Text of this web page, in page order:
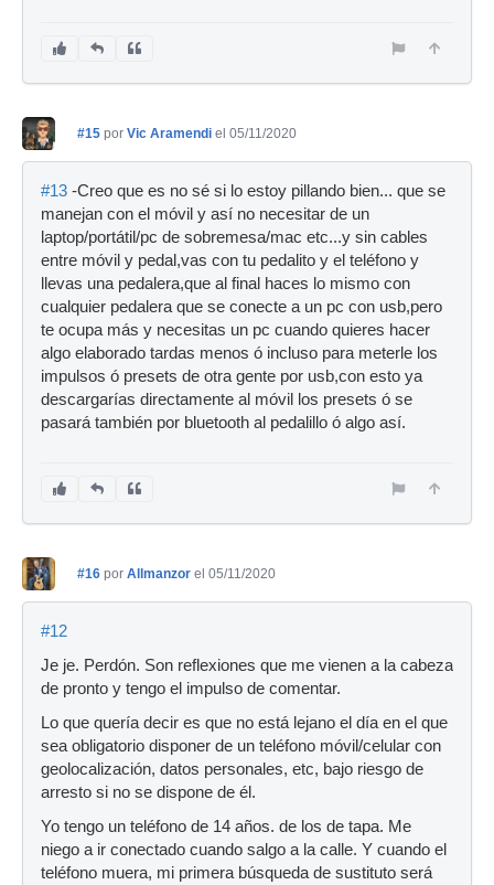
#15 por Vic Aramendi el 05/11/2020
#13 -Creo que es no sé si lo estoy pillando bien... que se
manejan con el móvil y así no necesitar de un
laptop/portátil/pc de sobremesa/mac etc...y sin cables
entre móvil y pedal,vas con tu pedalito y el teléfono y
llevas una pedalera,que al final haces lo mismo con
cualquier pedalera que se conecte a un pc con usb,pero
te ocupa más y necesitas un pc cuando quieres hacer
algo elaborado tardas menos ó incluso para meterle los
impulsos ó presets de otra gente por usb,con esto ya
descargarías directamente al móvil los presets ó se
pasará también por bluetooth al pedalillo ó algo así.
#16 por Allmanzor el 05/11/2020
#12
Je je. Perdón. Son reflexiones que me vienen a la cabeza
de pronto y tengo el impulso de comentar.
Lo que quería decir es que no está lejano el día en el que
sea obligatorio disponer de un teléfono móvil/celular con
geolocalización, datos personales, etc, bajo riesgo de
arresto si no se dispone de él.
Yo tengo un teléfono de 14 años. de los de tapa. Me
niego a ir conectado cuando salgo a la calle. Y cuando el
teléfono muera, mi primera búsqueda de sustituto será